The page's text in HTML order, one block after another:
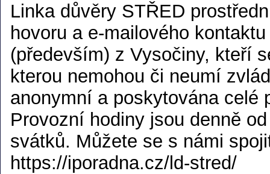
Linka důvěry STŘED
hovoru a e-mailového
(především) z Vysočiny, kteří
kterou nemohou či neumí
anonymní a poskytována celé
Provozní hodiny jsou denně
svátků. Můžete se s námi
https://iporadna.cz/ld-stred/